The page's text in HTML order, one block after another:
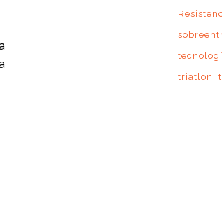
triatlon